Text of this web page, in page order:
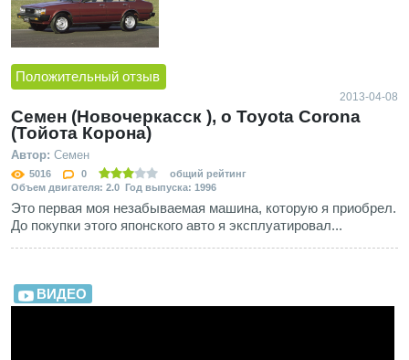
Положительный отзыв
2013-04-08
Семен (Новочеркасск ), о Toyota Corona
(Тойота Корона)
Автор: Семен
5016 0
общий рейтинг
Объем двигателя: 2.0 Год выпуска: 1996
Это первая моя незабываемая машина, которую я приобрел.
До покупки этого японского авто я эксплуатировал...
ВИДЕО